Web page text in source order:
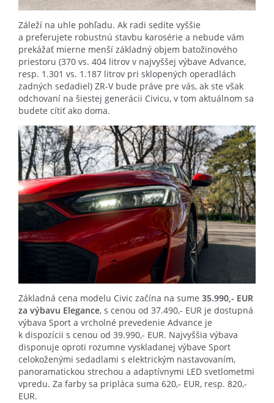
Záleží na uhle pohľadu. Ak radi sedíte vyššie
a preferujete robustnú stavbu karosérie a nebude vám
prekážať mierne menší základný objem batožinového
priestoru (370 vs. 404 litrov v najvyššej výbave Advance,
resp. 1.301 vs. 1.187 litrov pri sklopených operadlách
zadných sedadiel) ZR-V bude práve pre vás, ak ste však
odchovaní na šiestej generácii Civicu, v tom aktuálnom sa
budete cítiť ako doma.
Základná cena modelu Civic začína na sume 35.990,- EUR
za výbavu Elegance, s cenou od 37.490,- EUR je dostupná
výbava Sport a vrcholné prevedenie Advance je
k dispozícii s cenou od 39.990,- EUR. Najvyššia výbava
disponuje oproti rozumne vyskladanej výbave Sport
celokoženými sedadlami s elektrickým nastavovaním,
panoramatickou strechou a adaptívnymi LED svetlometmi
vpredu. Za farby sa pripláca suma 620,- EUR, resp. 820,-
EUR.